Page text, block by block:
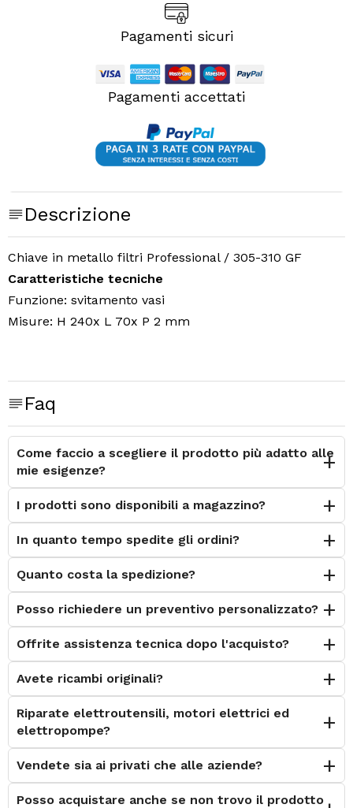
Pagamenti sicuri
Pagamenti accettati
Descrizione
Chiave in metallo filtri Professional / 305-310 GF
Caratteristiche tecniche
Funzione: svitamento vasi
Misure: H 240x L 70x P 2 mm
Faq
Come faccio a scegliere il prodotto più adatto alle
mie esigenze?
I prodotti sono disponibili a magazzino?
In quanto tempo spedite gli ordini?
Quanto costa la spedizione?
Posso richiedere un preventivo personalizzato?
Offrite assistenza tecnica dopo l'acquisto?
Avete ricambi originali?
Riparate elettroutensili, motori elettrici ed
elettropompe?
Vendete sia ai privati che alle aziende?
Posso acquistare anche se non trovo il prodotto